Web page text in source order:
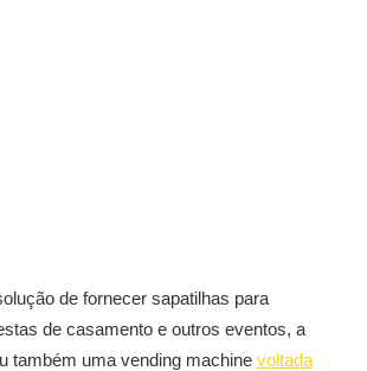
de fornecer sapatilhas para
de casamento e outros eventos, a
também uma vending machine voltada